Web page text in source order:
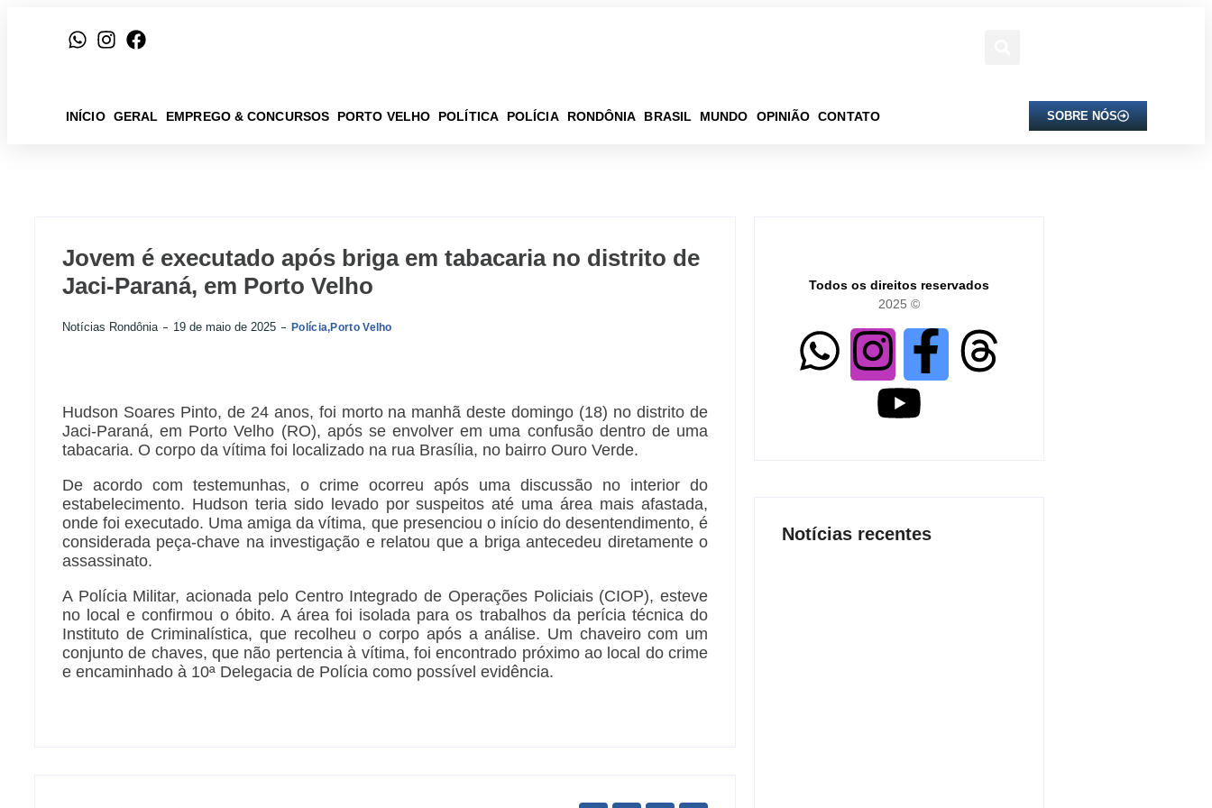
INÍCIO GERAL EMPREGO & CONCURSOS PORTO VELHO POLÍTICA POLÍCIA RONDÔNIA BRASIL MUNDO OPINIÃO CONTATO SOBRE NÓS
Jovem é executado após briga em tabacaria no distrito de
Jaci-Paraná, em Porto Velho
Notícias Rondônia 19 de maio de 2025 Polícia,Porto Velho
Hudson Soares Pinto, de 24 anos, foi morto na manhã deste domingo (18) no distrito de
Jaci-Paraná, em Porto Velho (RO), após se envolver em uma confusão dentro de uma
tabacaria. O corpo da vítima foi localizado na rua Brasília, no bairro Ouro Verde.
De acordo com testemunhas, o crime ocorreu após uma discussão no interior do
estabelecimento. Hudson teria sido levado por suspeitos até uma área mais afastada,
onde foi executado. Uma amiga da vítima, que presenciou o início do desentendimento, é
considerada peça-chave na investigação e relatou que a briga antecedeu diretamente o
assassinato.
A Polícia Militar, acionada pelo Centro Integrado de Operações Policiais (CIOP), esteve
no local e confirmou o óbito. A área foi isolada para os trabalhos da perícia técnica do
Instituto de Criminalística, que recolheu o corpo após a análise. Um chaveiro com um
conjunto de chaves, que não pertencia à vítima, foi encontrado próximo ao local do crime
e encaminhado à 10ª Delegacia de Polícia como possível evidência.
Todos os direitos reservados
2025 ©
Notícias recentes